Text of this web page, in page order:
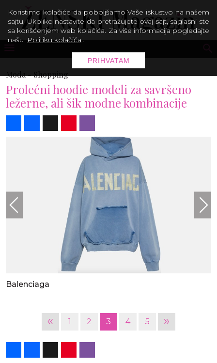
Moda -Shopping
Prolećni hoodie modeli za savršeno
ležerne, ali šik modne kombinacije
Balenciaga
« 1 2 3 4 5 »
Koristimo kolačiće da poboljšamo Vaše iskustvo na našem
sajtu. Ukoliko nastavite da pretražujete ovaj sajt, saglasni ste
sa korišćenjem web kolačića. Za više informacija pogledajte
našu Politiku kolačića .
PRIHVATAM